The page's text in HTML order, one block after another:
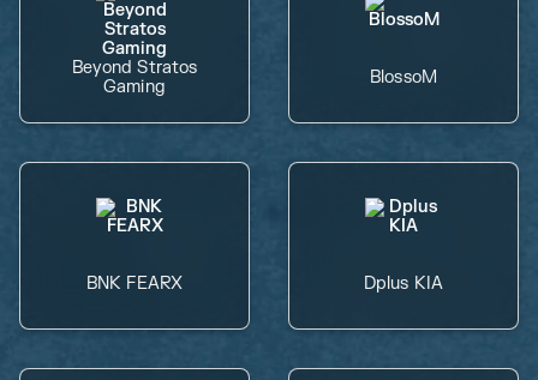
Beyond Stratos
Gaming
BlossoM
BNK FEARX Dplus KIA